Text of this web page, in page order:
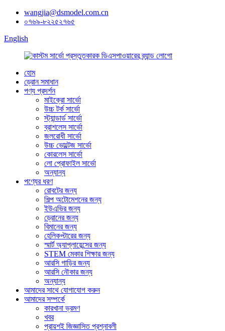
wangjia@dsmodel.com.cn
০৭৬৯-৮২২৫২৭৬৫
English
হোম
ড্রোন সমাধান
পণ্য প্রদর্শন
মাইক্রো সার্ভো
উচ্চ টর্ক সার্ভো
স্ট্যান্ডার্ড সার্ভো
ব্রাশলেস সার্ভো
জলরোধী সার্ভো
উচ্চ ভোল্টেজ সার্ভো
কোরলেস সার্ভো
লো প্রোফাইল সার্ভো
অন্যান্য
পণ্যের ধরণ
রোবটের জন্য
শিল্প অটোমেশনের জন্য
ইউএভির জন্য
ড্রোনের জন্য
বিমানের জন্য
হেলিকপ্টারের জন্য
স্মার্ট অ্যাপ্লায়েন্সের জন্য
STEM মেকার শিক্ষার জন্য
আরসি গাড়ির জন্য
আরসি নৌকার জন্য
অন্যান্য
আমাদের সাথে যোগাযোগ করুন
আমাদের সম্পর্কে
কারখানা ভ্রমণ
খবর
প্রায়শই জিজ্ঞাসিত প্রশ্নাবলী